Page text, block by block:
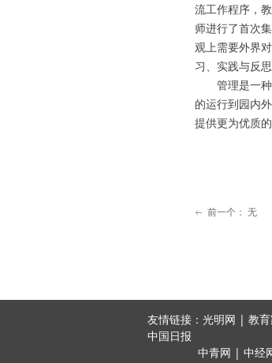
流工作程序，
师进行了首次
观上需要外界
习、实践与反
管理是一
的运行到园内
提供更为优质的
ꂃ 前一个： 无
友情链接：光明网 | 教
中国日报
中青网 | 中经网 | 中